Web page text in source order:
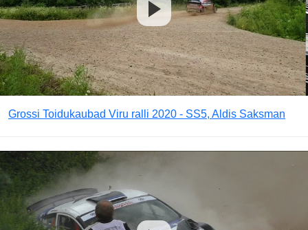
Grossi Toidukaubad Viru ralli 2020 - SS5, Aldis Saksman